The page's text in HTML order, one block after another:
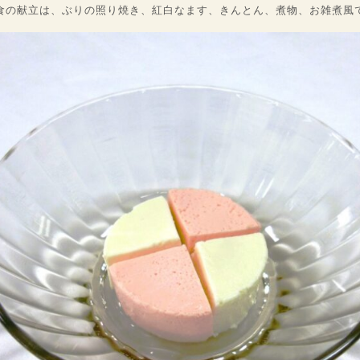
の献立は、ぶりの照り焼き、紅白なます、きんとん、煮物、お雑煮風